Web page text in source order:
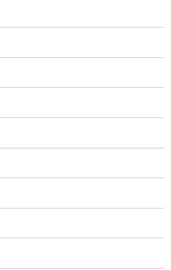
ミラノ・コルティナ冬季五輪